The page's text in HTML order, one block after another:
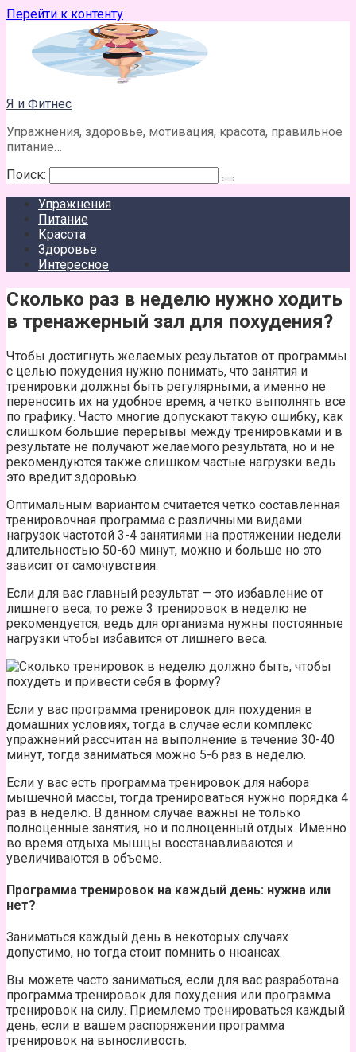
Перейти к контенту
Я и Фитнес
Упражнения, здоровье, мотивация, красота, правильное
питание…
Поиск:
Упражнения
Питание
Красота
Здоровье
Интересное
Сколько раз в неделю нужно ходить
в тренажерный зал для похудения?
Чтобы достигнуть желаемых результатов от программы
с целью похудения нужно понимать, что занятия и
тренировки должны быть регулярными, а именно не
переносить их на удобное время, а четко выполнять все
по графику. Часто многие допускают такую ошибку, как
слишком большие перерывы между тренировками и в
результате не получают желаемого результата, но и не
рекомендуются также слишком частые нагрузки ведь
это вредит здоровью.
Оптимальным вариантом считается четко составленная
тренировочная программа с различными видами
нагрузок частотой 3-4 занятиями на протяжении недели
длительностью 50-60 минут, можно и больше но это
зависит от самочувствия.
Если для вас главный результат — это избавление от
лишнего веса, то реже 3 тренировок в неделю не
рекомендуется, ведь для организма нужны постоянные
нагрузки чтобы избавится от лишнего веса.
Если у вас программа тренировок для похудения в
домашних условиях, тогда в случае если комплекс
упражнений рассчитан на выполнение в течение 30-40
минут, тогда заниматься можно 5-6 раз в неделю.
Если у вас есть программа тренировок для набора
мышечной массы, тогда тренироваться нужно порядка 4
раз в неделю. В данном случае важны не только
полноценные занятия, но и полноценный отдых. Именно
во время отдыха мышцы восстанавливаются и
увеличиваются в объеме.
Программа тренировок на каждый день: нужна или
нет?
Заниматься каждый день в некоторых случаях
допустимо, но тогда стоит помнить о нюансах.
Вы можете часто заниматься, если для вас разработана
программа тренировок для похудения или программа
тренировок на силу. Приемлемо тренироваться каждый
день, если в вашем распоряжении программа
тренировок на выносливость.